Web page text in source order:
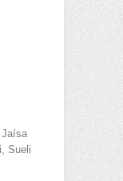
Jaísa
Sueli